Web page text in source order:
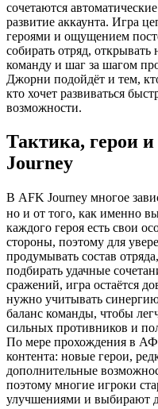
сочетаются
развитие аккаунта. Игра
героями и ощущением
собирать отряд,
команду и шаг за шагом
Джорни подойдёт и тем,
кто хочет развиваться
возможности.
Тактика, герои
Journey
ㅤВ AFK Journey многое
но и от того, как именно
каждого героя есть свои
стороны, поэтому для
продумывать состав
подбирать удачные
сражений, игра остаётся
нужно учитывать
баланс команды, чтобы
сильных противников и
По мере прохождения в
контента: новые герои,
дополнительные
поэтому многие игроки
улучшениями и выбирают